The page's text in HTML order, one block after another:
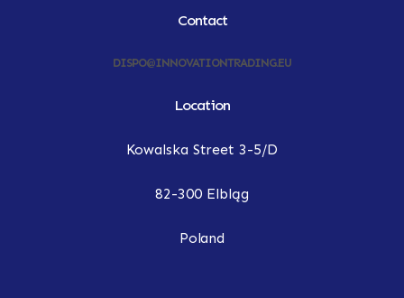
Contact
DISPO@INNOVATIONTRADING.EU
Location
Kowalska Street 3-5/D
82-300 Elbląg
Poland